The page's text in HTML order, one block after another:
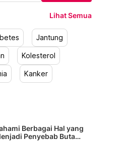
Lihat Semua
Jantung
Kolesterol
Kanker
Berbagai Hal yang
Penyebab Buta